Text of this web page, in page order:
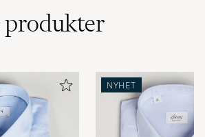
produkter
NYHET